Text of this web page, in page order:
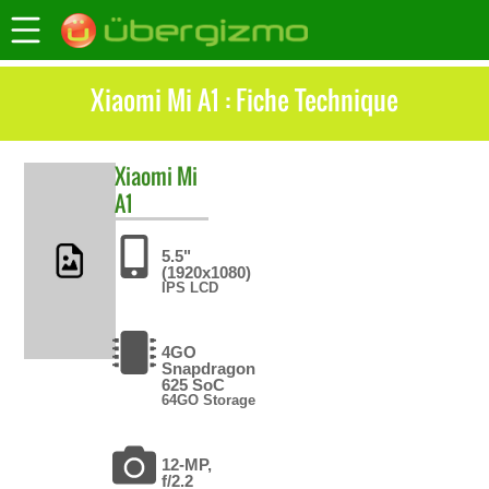
Xiaomi Mi A1 : Fiche Technique
Xiaomi Mi
A1
5.5"
(1920x1080)
IPS LCD
4GO
Snapdragon
625 SoC
64GO Storage
12-MP,
f/2.2